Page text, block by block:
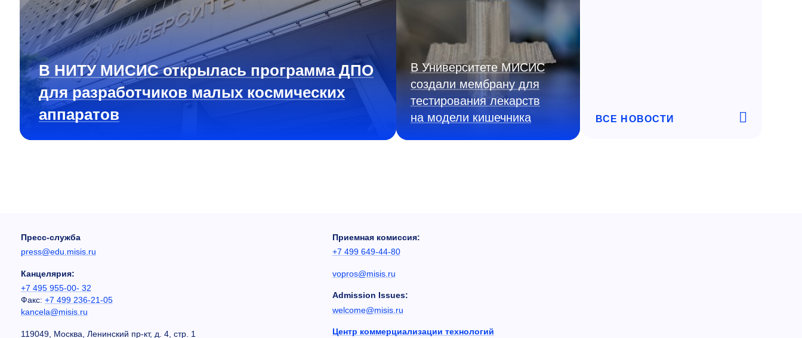
В НИТУ МИСИС открылась программа ДПО
для разработчиков малых космических
аппаратов
В Университете МИСИС
создали мембрану для
тестирования лекарств
на модели кишечника
ВСЕ НОВОСТИ
Пресс-служба
press@edu.misis.ru
Канцелярия:
+7 495 955-00- 32
Факс: +7 499 236-21-05
kancela@misis.ru
119049, Москва, Ленинский пр-кт, д. 4, стр. 1
Приемная комиссия:
+7 499 649-44-80
vopros@misis.ru
Admission Issues:
welcome@misis.ru
Центр коммерциализации технологий